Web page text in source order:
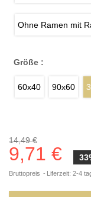
Ohne Ramen mit
Größe :
60x40 90x60
14,49 €
9,71 €
Bruttopreis Liferzeit: 2-4